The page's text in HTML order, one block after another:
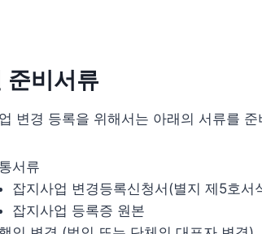
준비서류
변경 등록을 위해서는 아래의 서류를
서류
잡지사업 변경등록신청서(별지 제5호서
잡지사업 등록증 원본